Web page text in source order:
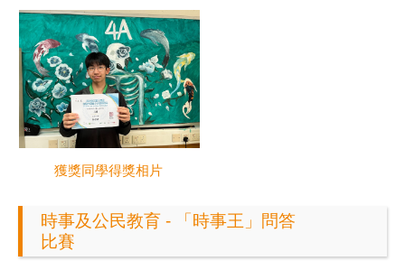
獲獎同學得獎相片
時事及公民教育 - 「時事王」問答
比賽